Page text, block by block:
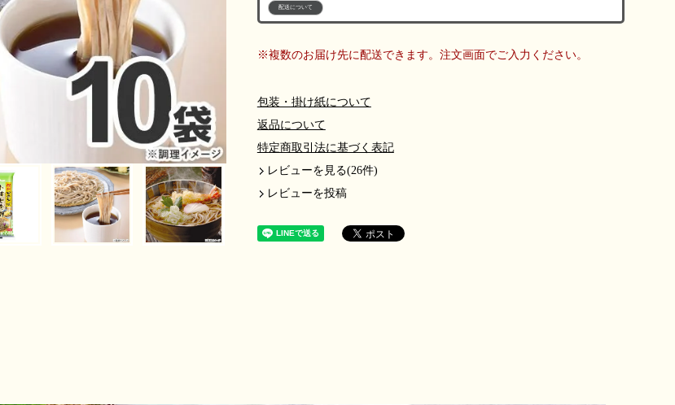
配送について
※複数のお届け先に配送できます。注文画面でご入力ください。
包装・掛け紙について
返品について
特定商取引法に基づく表記
レビューを見る(26件)
レビューを投稿